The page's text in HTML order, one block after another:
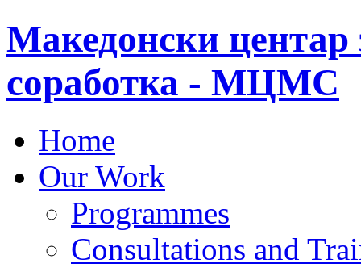
Македонски центар
соработка - МЦМС
Home
Our Work
Programmes
Consultations and